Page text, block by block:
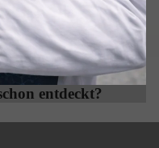
entdeckt?